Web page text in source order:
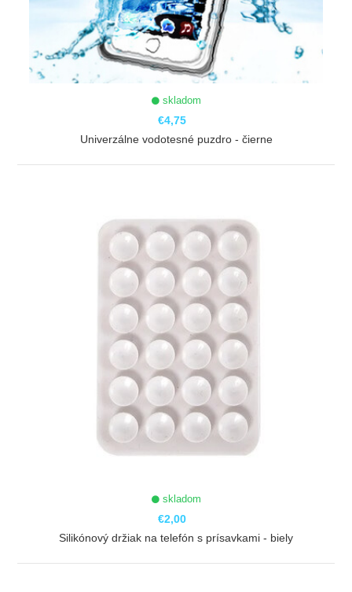
skladom
€4,75
Univerzálne vodotesné puzdro - čierne
skladom
€2,00
Silikónový držiak na telefón s prísavkami - biely